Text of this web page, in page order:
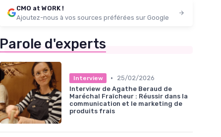
CMO at WORK !
Ajoutez-nous à vos sources préférées sur Google
Parole d'experts
Interview •
25/02/2026
Interview de Agathe Beraud de
Maréchal Fraîcheur : Réussir dans la
communication et le marketing de
produits frais